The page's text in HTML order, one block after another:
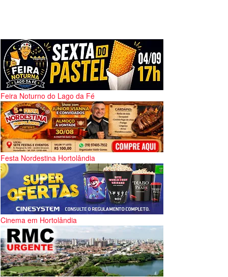
Feira Noturno do Lago da Fé
Festa Nordestina Hortolândia
Cinema em Hortolândia